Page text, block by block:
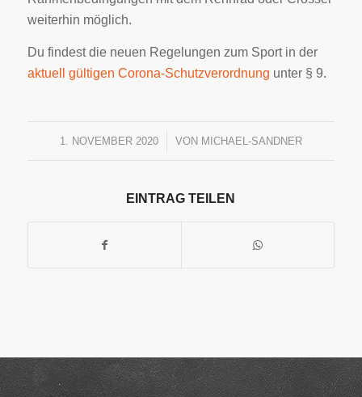
weiterhin möglich.
Du findest die neuen Regelungen zum Sport in der
aktuell gültigen Corona-Schutzverordnung unter § 9.
1. NOVEMBER 2020
/ VON MICHAEL-SANDNER
EINTRAG TEILEN